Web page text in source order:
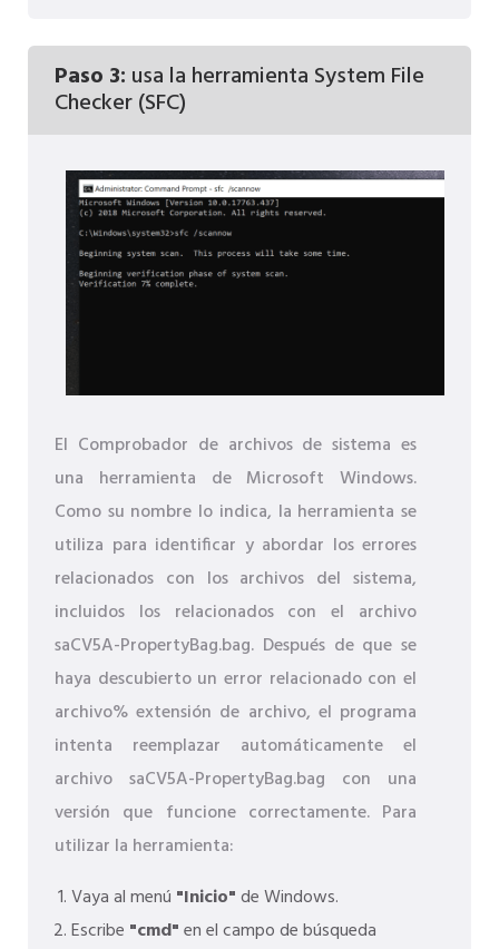
Paso 3: usa la herramienta System File
Checker (SFC)
El Comprobador de archivos de sistema es
una herramienta de Microsoft Windows.
Como su nombre lo indica, la herramienta se
utiliza para identificar y abordar los errores
relacionados con los archivos del sistema,
incluidos los relacionados con el archivo
saCV5A-PropertyBag.bag. Después de que se
haya descubierto un error relacionado con el
archivo% extensión de archivo, el programa
intenta reemplazar automáticamente el
archivo saCV5A-PropertyBag.bag con una
versión que funcione correctamente. Para
utilizar la herramienta:
Vaya al menú "Inicio"de Windows.
Escribe "cmd"en el campo de búsqueda